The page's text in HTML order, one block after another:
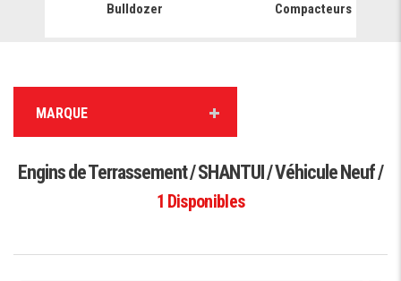
Bulldozer Compacteurs
MARQUE
Engins de Terrassement / SHANTUI / Véhicule Neuf /
1 Disponibles